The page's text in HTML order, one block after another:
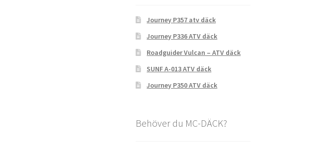
Journey P357 atv däck
Journey P336 ATV däck
Roadguider Vulcan – ATV däck
SUNF A-013 ATV däck
Journey P350 ATV däck
Behöver du MC-DÄCK?